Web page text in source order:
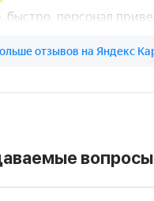
вопросы